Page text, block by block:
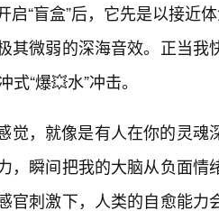
启“盲盒”后，它先是以接近
其微弱的深海音效。正当
式“爆💥水”冲击。
觉，就像是有人在你的灵
，瞬间把我的大脑从负面
官刺激下，人类的自愈能